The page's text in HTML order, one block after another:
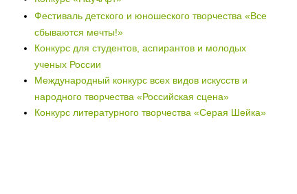
Фестиваль детского и юношеского творчества «Все
сбываются мечты!»
Конкурс для студентов, аспирантов и молодых
ученых России
Международный конкурс всех видов искусств и
народного творчества «Российская сцена»
Конкурс литературного творчества «Серая Шейка»